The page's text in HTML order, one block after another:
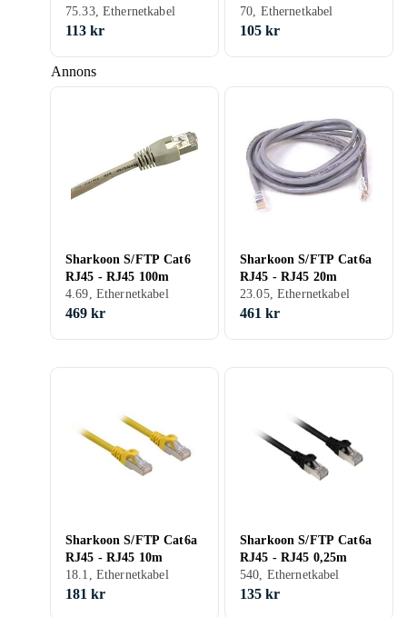
Annons
75.33, Ethernetkabel
113 kr
70, Ethernetkabel
105 kr
Sharkoon S/FTP Cat6
RJ45 - RJ45 100m
4.69, Ethernetkabel
469 kr
Sharkoon S/FTP Cat6a
RJ45 - RJ45 20m
23.05, Ethernetkabel
461 kr
Sharkoon S/FTP Cat6a
RJ45 - RJ45 10m
18.1, Ethernetkabel
181 kr
Sharkoon S/FTP Cat6a
RJ45 - RJ45 0,25m
540, Ethernetkabel
135 kr